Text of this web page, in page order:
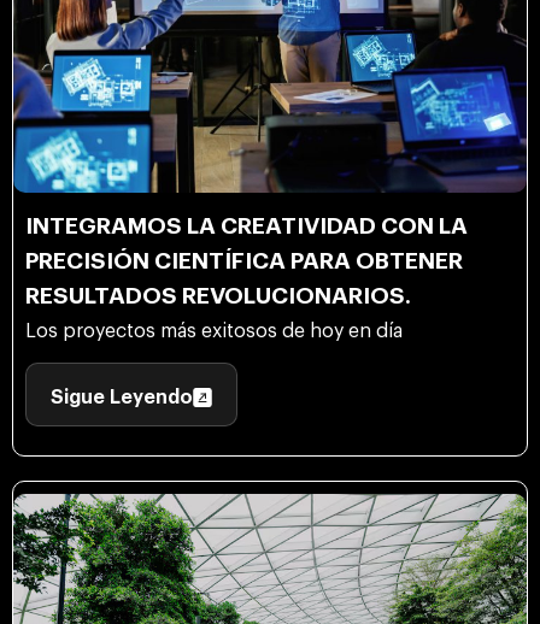
INTEGRAMOS LA CREATIVIDAD CON LA
PRECISIÓN CIENTÍFICA PARA OBTENER
RESULTADOS REVOLUCIONARIOS.
Los proyectos más exitosos de hoy en día
Sigue Leyendo